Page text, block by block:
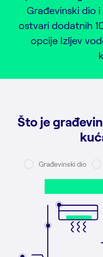
Građevinski dio
ostvari dodatnih
opcije Izljev
Što je
Građevinski dio